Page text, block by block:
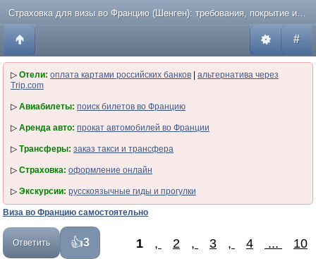
Страховка для визы во Францию (Шенген): требования, покрытие и как оформить в 2026
#
▷ Отели: оплата картами российских банков
альтернатива через
Trip.com
▷ Авиабилеты: поиск билетов во Францию
▷ Аренда авто: прокат автомобилей во Франции
▷ Трансферы: заказ такси и трансфера
▷ Страховка: оформление онлайн
▷ Экскурсии: русскоязычные гиды и прогулки
Виза во Францию самостоятельно
Ответить 3 1 , 2 , 3 , 4 ... 10